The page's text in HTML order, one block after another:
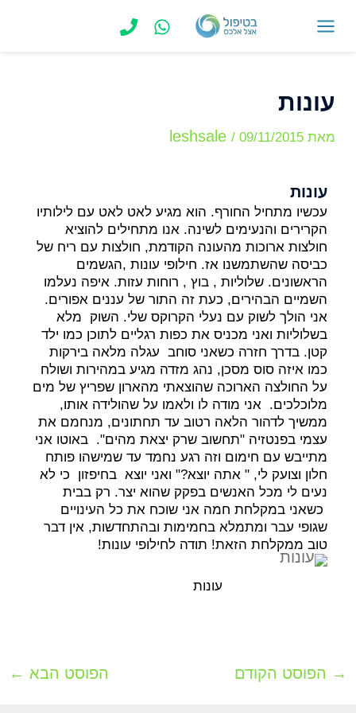
MAIN
עונות
מאת leshsale / 09/11/2015
עונות
עכשיו מתחיל החורף. הוא מגיע לאט לאט עם לילותיו
הקרירים והנעימים לשינה. אנו מתחילים להוציא
חולצות ארוכות מהעונה הקודמת, חולצות עם ריח של
כביסה שהשתמשנו אז. חילופי עונות ,הגשמים
הראשונים. שלוליות , בוץ , רוחות עזות. איפה נעלמו
השמיים הבהירים, כעת זה התור של עננים אפורים.
אני הולך לשוק עם נעלי הקרוקס שלי. השוק מלא
בשלוליות ואני מכניס את כפות רגליים לתוכן כמו ילד
קטן. בדרך חזרה כשאני סוחב עגלה מלאה בירקות
כמו איזה סוס מסכן, נהג מזדה מגיע במהירות ושולח
על החולצה הארוכה שהוצאתי מהארון שפריץ של מים
מלוכלכים. אני מודה לו ולאמו על שהולידה אותו,
ממשיך לדהור הלאה רטוב עד תחתונים, מנחמם את
עצמי בפנטזיה "תחשוב שרק יצאת מהים". באוטו אני
מתייבש עם חימום וזה רגע נחמד עד שמישהו פותח
חלון וצועק לי, " אתה יוצא?" ואני יוצא בחיפזון כי לא
נעים לי מכל האנשים בפקק שהוא יצר. רק בבית
כשאני במקלחת חמה אני שוכח את כל העינויים
שגופי עבר ומתמלא בחמימות ובהתחדשות, אין דבר
טוב ממקלחת הזאת! תודה לחילופי עונות!
עונות
→ הפוסט הקודם הפוסט הבא ←